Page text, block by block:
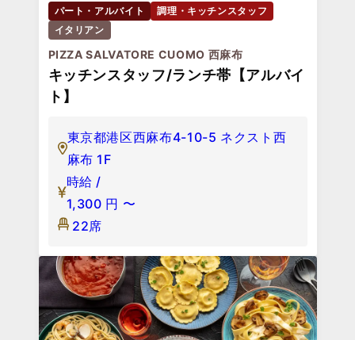
パート・アルバイト
調理・キッチンスタッフ
イタリアン
PIZZA SALVATORE CUOMO 西麻布
キッチンスタッフ/ランチ帯【アルバイ
ト】
東京都港区西麻布4-10-5 ネクスト西
麻布 1F
時給 /
1,300 円 〜
22席